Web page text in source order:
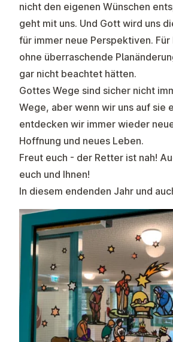
nicht den eigenen Wünschen
geht mit uns. Und Gott wird uns
für immer neue Perspektiven.
ohne überraschende
gar nicht beachtet hätten.
Gottes Wege sind sicher nicht
Wege, aber wenn wir uns auf sie
entdecken wir immer wieder
Hoffnung und neues Leben.
Freut euch - der Retter ist nah!
euch und Ihnen!
In diesem endenden Jahr und